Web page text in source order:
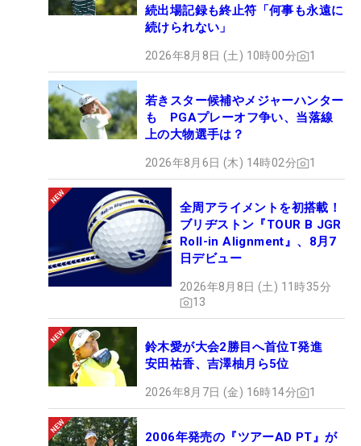
続出場記録も終止符「何事も永遠に
続けられない」
2026年8月8日 (土) 10時00分 1
若きスター候補やメジャーハンター
も PGAプレーオフ争い、当落線
上の大物選手は？
2026年8月6日 (木) 14時02分 1
全周アライメントを初搭載！
ブリヂストン『TOUR B JGR
Roll-in Alignment』、8月7
日デビュー
2026年8月8日 (土) 11時35分
13
鈴木愛が大会2勝目へ首位T発進
安田祐香、吉澤柚月ら5位
2026年8月7日 (金) 16時14分 1
2006年発売の『ツアーAD PT』が